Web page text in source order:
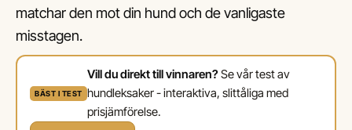
matchar den mot din hund och de vanligaste
misstagen.
BÄST I TEST
Vill du direkt till vinnaren? Se vår test av
hundleksaker - interaktiva, slittåliga med
prisjämförelse.